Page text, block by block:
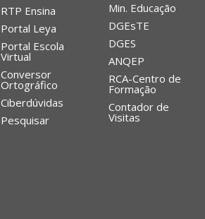
RTP Ensina
Portal Leya
Portal Escola
Virtual
Conversor
Ortográfico
Ciberdúvidas
Pesquisar
Min. Educação
DGEsTE
DGES
ANQEP
RCA-Centro de
Formação
Contador de
Visitas